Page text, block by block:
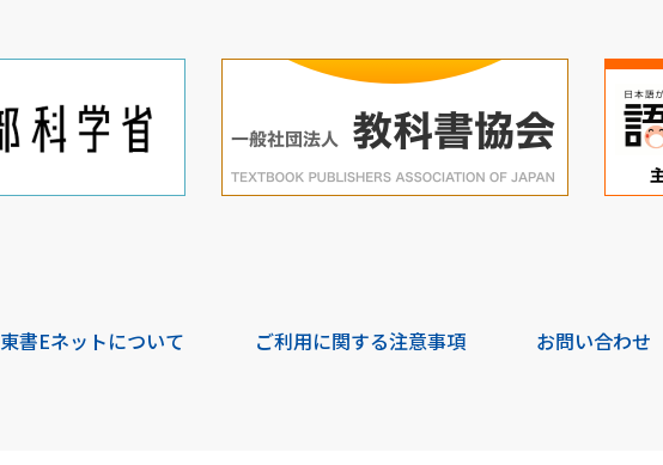
東書Eネットについて ご利用に関する注意事項 お問い合わせ